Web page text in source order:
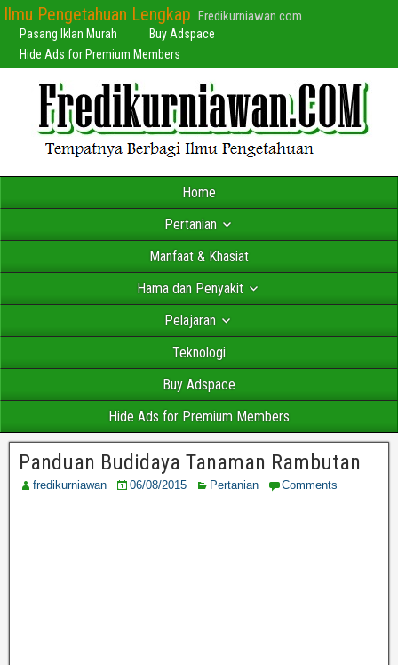
Ilmu Pengetahuan Lengkap Fredikurniawan.com
Pasang Iklan Murah
Buy Adspace
Hide Ads for Premium Members
Home
Pertanian
Manfaat & Khasiat
Hama dan Penyakit
Pelajaran
Teknologi
Buy Adspace
Hide Ads for Premium Members
Panduan Budidaya Tanaman Rambutan
fredikurniawan 06/08/2015 Pertanian Comments